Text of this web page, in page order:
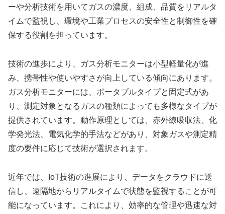
ーや分析技術を用いてガスの濃度、組成、品質をリアルタ
イムで監視し、環境や工業プロセスの安全性と制御性を確
保する役割を担っています。
技術の進歩により、ガス分析モニターは小型軽量化が進
み、携帯性や使いやすさが向上している傾向にあります。
ガス分析モニターには、ポータブルタイプと固定式があ
り、測定対象となるガスの種類によっても多様なタイプが
提供されています。動作原理としては、赤外線吸収法、化
学発光法、電気化学的手法などがあり、対象ガスや測定精
度の要件に応じて技術が選択されます。
近年では、IoT技術の進展により、データをクラウドに送
信し、遠隔地からリアルタイムで状態を監視することが可
能になっています。これにより、効率的な管理や迅速な対